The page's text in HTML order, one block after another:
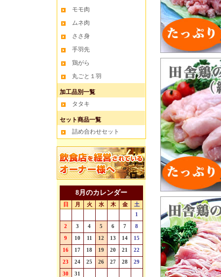
モモ肉
ムネ肉
ささ身
手羽先
鶏がら
丸ごと１羽
加工品別一覧
タタキ
セット商品一覧
詰め合わせセット
8月のカレンダー
日 月 火 水 木 金
土
1
2 3 4 5 6 7 8
9 10 11 12 13 14 15
16 17 18 19 20 21 22
23 24 25 26 27 28 29
30 31